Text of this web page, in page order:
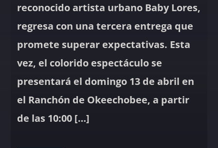
reconocido artista urbano Baby Lores,
regresa con una tercera entrega que
promete superar expectativas. Esta
vez, el colorido espectáculo se
presentará el domingo 13 de abril en
el Ranchón de Okeechobee, a partir
de las 10:00 […]